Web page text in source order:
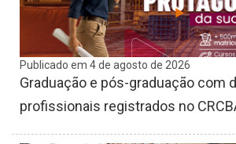
Publicado em 4 de agosto de 2026
Graduação e pós-graduação com
profissionais registrados no